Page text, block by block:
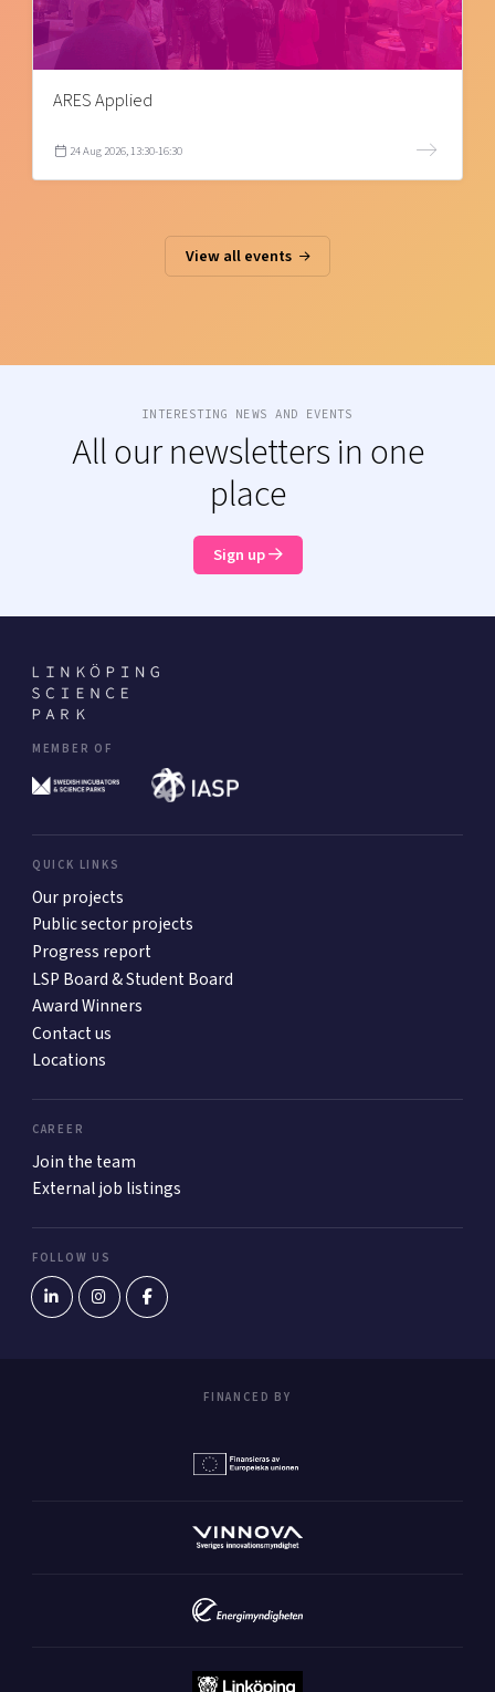
ARES Applied
24 Aug 2026, 13:30-16:30
View all events
INTERESTING NEWS AND EVENTS
All our newsletters in one
place
Sign up
MEMBER OF
QUICK LINKS
Our projects
Public sector projects
Progress report
LSP Board & Student Board
Award Winners
Contact us
Locations
CAREER
Join the team
External job listings
FOLLOW US
FINANCED BY